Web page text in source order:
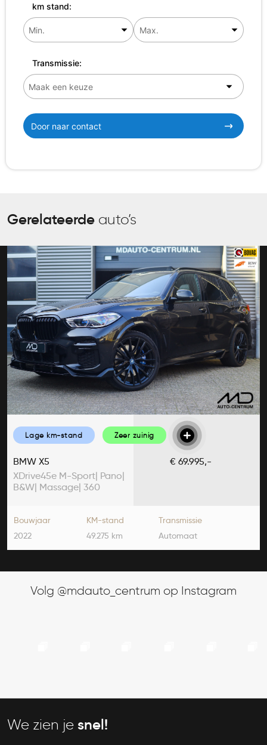
km stand:
Transmissie:
Door naar contact
Gerelateerde auto’s
Lage km-stand Zeer zuinig
BMW X5
XDrive45e M-Sport| Pano|
B&W| Massage| 360
€ 69.995,-
Bouwjaar
2022
KM-stand
49.275 km
Transmissie
Automaat
Volg @mdauto_centrum op Instagram
We zien je snel!